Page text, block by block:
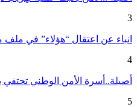
3
انباء عن اعتقال “هؤلاء” في
4
أصيلة..أسرة الأمن الوطني تحتفي بالذكرى 67
5